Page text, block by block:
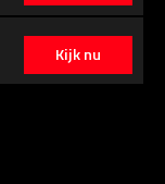
Kijk nu